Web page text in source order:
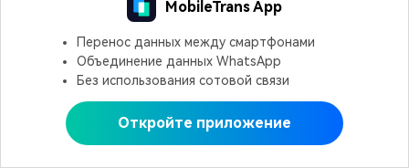
Открыть в MobileTrans